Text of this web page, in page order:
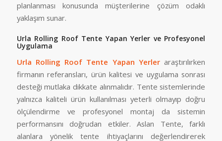
planlanması konusunda müşterilerine çözüm odaklı
yaklaşım sunar.
Urla Rolling Roof Tente Yapan Yerler ve Profesyonel
Uygulama
Urla Rolling Roof Tente Yapan Yerler araştırılırken
firmanın referansları, ürün kalitesi ve uygulama sonrası
desteği mutlaka dikkate alınmalıdır. Tente sistemlerinde
yalnızca kaliteli ürün kullanılması yeterli olmayıp doğru
ölçülendirme ve profesyonel montaj da sistemin
performansını doğrudan etkiler. Aslan Tente, farklı
alanlara yönelik tente ihtiyaçlarını değerlendirerek